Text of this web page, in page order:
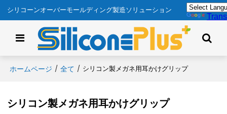
シリコーンオーバーモールディング製造ソリューション
ホームページ / 全て / シリコン製メガネ用耳かけグリップ
シリコン製メガネ用耳かけグリップ